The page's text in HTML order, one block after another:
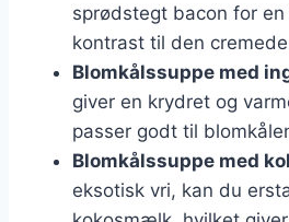
sprødstegt bacon for
kontrast til den
Blomkålssuppe med
giver en krydret og
passer godt til
Blomkålssuppe med
eksotisk vri, kan du